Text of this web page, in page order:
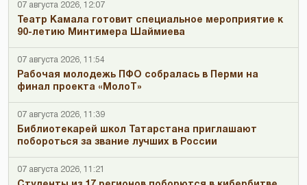
07 августа 2026, 12:07
Театр Камала готовит специальное мероприятие к
90-летию Минтимера Шаймиева
07 августа 2026, 11:54
Рабочая молодежь ПФО собралась в Перми на
финал проекта «МолоТ»
07 августа 2026, 11:39
Библиотекарей школ Татарстана приглашают
побороться за звание лучших в России
07 августа 2026, 11:21